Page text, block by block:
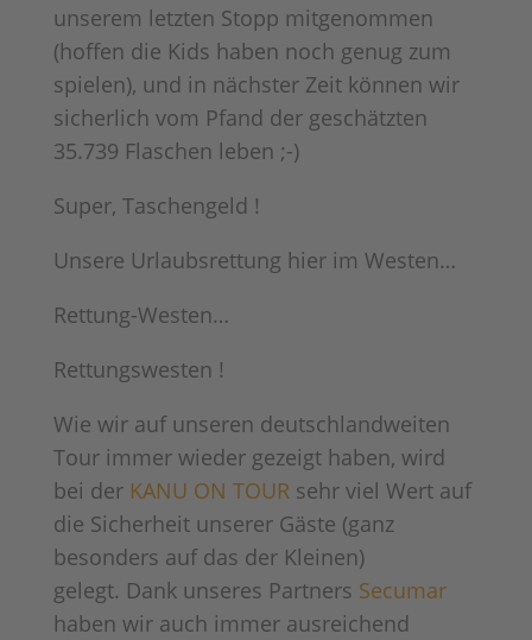
unserem letzten Stopp mitgenommen
(hoffen die Kids haben noch genug zum
spielen), und in nächster Zeit können wir
sicherlich vom Pfand der geschätzten
35.739 Flaschen leben ;-)
Super, Taschengeld !
Unsere Urlaubsrettung hier im Westen…
Rettung-Westen…
Rettungswesten !
Wie wir auf unseren deutschlandweiten
Tour immer wieder gezeigt haben, wird
bei der KANU ON TOURsehr viel Wert auf
die Sicherheit unserer Gäste (ganz
besonders auf das der Kleinen)
gelegt. Dank unseres Partners Secumar
haben wir auch immer ausreichend